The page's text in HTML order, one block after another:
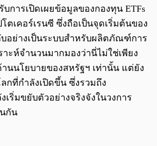
การเปิดเผยข้อมูลของกองทุน ETFs
ตเคอร์เรนซี ซึ่งถือเป็นจุดเริ่มต้นของ
บอย่างเป็นระบบสำหรับผลิตภัณฑ์การ
าะห์จำนวนมากมองว่านี่ไม่ใช่เพียง
นนโยบายของสหรัฐฯ เท่านั้น แต่ยัง
กที่กำลังเปิดขึ้น ซึ่งรวมถึง
เริ่มขยับตัวอย่างจริงจังในวงการ
กัน